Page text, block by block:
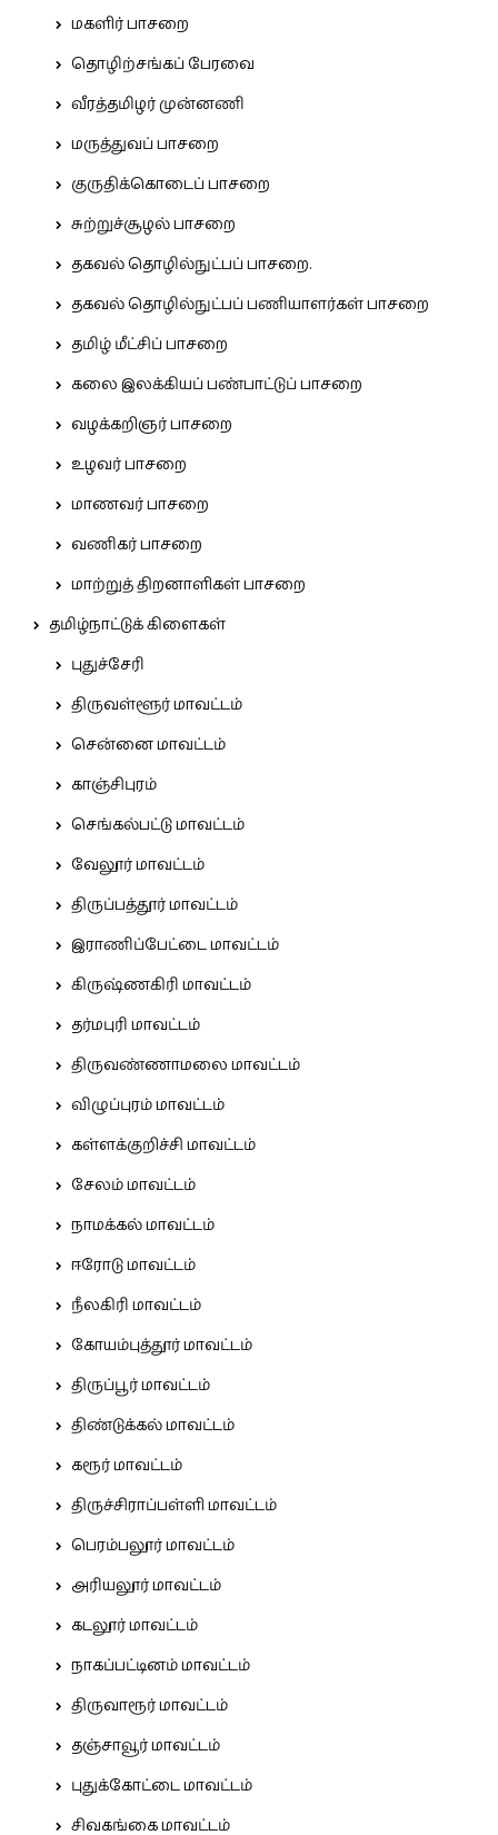
மகளிர் பாசறை
தொழிற்சங்கப் பேரவை
வீரத்தமிழர் முன்னணி
மருத்துவப் பாசறை
குருதிக்கொடைப் பாசறை
சுற்றுச்சூழல் பாசறை
தகவல் தொழில்நுட்பப் பாசறை.
தகவல் தொழில்நுட்பப் பணியாளர்கள் பாசறை
தமிழ் மீட்சிப் பாசறை
கலை இலக்கியப் பண்பாட்டுப் பாசறை
வழக்கறிஞர் பாசறை
உழவர் பாசறை
மாணவர் பாசறை
வணிகர் பாசறை
மாற்றுத் திறனாளிகள் பாசறை
தமிழ்நாட்டுக் கிளைகள்
புதுச்சேரி
திருவள்ளூர் மாவட்டம்
சென்னை மாவட்டம்
காஞ்சிபுரம்
செங்கல்பட்டு மாவட்டம்
வேலூர் மாவட்டம்
திருப்பத்தூர் மாவட்டம்
இராணிப்பேட்டை மாவட்டம்
கிருஷ்ணகிரி மாவட்டம்
தர்மபுரி மாவட்டம்
திருவண்ணாமலை மாவட்டம்
விழுப்புரம் மாவட்டம்
கள்ளக்குறிச்சி மாவட்டம்
சேலம் மாவட்டம்
நாமக்கல் மாவட்டம்
ஈரோடு மாவட்டம்
நீலகிரி மாவட்டம்
கோயம்புத்தூர் மாவட்டம்
திருப்பூர் மாவட்டம்
திண்டுக்கல் மாவட்டம்
கரூர் மாவட்டம்
திருச்சிராப்பள்ளி மாவட்டம்
பெரம்பலூர் மாவட்டம்
அரியலூர் மாவட்டம்
கடலூர் மாவட்டம்
நாகப்பட்டினம் மாவட்டம்
திருவாரூர் மாவட்டம்
தஞ்சாவூர் மாவட்டம்
புதுக்கோட்டை மாவட்டம்
சிவகங்கை மாவட்டம்